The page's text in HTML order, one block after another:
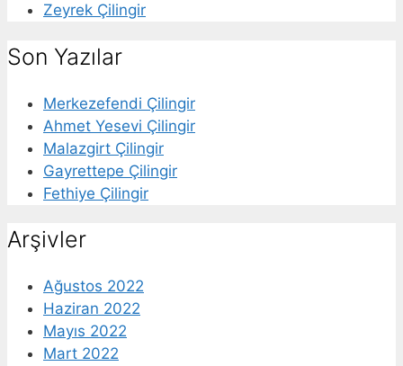
Zeyrek Çilingir
Son Yazılar
Merkezefendi Çilingir
Ahmet Yesevi Çilingir
Malazgirt Çilingir
Gayrettepe Çilingir
Fethiye Çilingir
Arşivler
Ağustos 2022
Haziran 2022
Mayıs 2022
Mart 2022